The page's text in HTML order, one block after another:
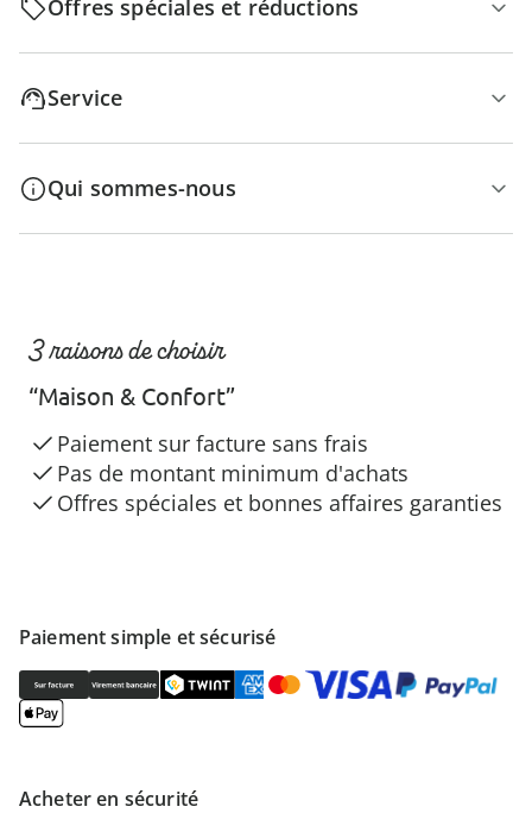
Offres spéciales et réductions
Service
Qui sommes-nous
Paiement simple et sécurisé
Acheter en sécurité
3 raisons de choisir
“Maison & Confort”
Paiement sur facture sans frais
Pas de montant minimum d'achats
Offres spéciales et bonnes affaires garanties